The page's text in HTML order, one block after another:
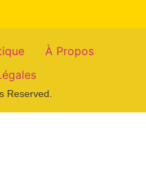
À Propos
Reserved.